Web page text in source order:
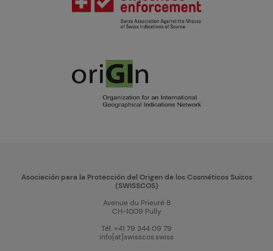
Asociación para la Protección del Origen de los Cosméticos Suizos
(SWISSCOS)
Avenue du Prieuré 8
CH-1009 Pully
Tél. +41 79 344 09 79
info[at]swisscos.swiss